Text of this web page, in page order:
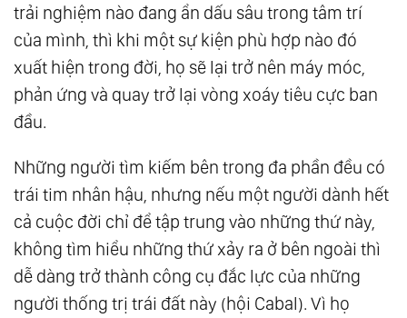
trải nghiệm nào đang ẩn dấu sâu trong tâm trí
của mình, thì khi một sự kiện phù hợp nào đó
xuất hiện trong đời, họ sẽ lại trở nên máy móc,
phản ứng và quay trở lại vòng xoáy tiêu cực ban
đầu.
Những người tìm kiếm bên trong đa phần đều có
trái tim nhân hậu, nhưng nếu một người dành hết
cả cuộc đời chỉ để tập trung vào những thứ này,
không tìm hiểu những thứ xảy ra ở bên ngoài thì
dễ dàng trở thành công cụ đắc lực của những
người thống trị trái đất này (hội Cabal). Vì họ